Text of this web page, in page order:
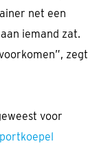
net een
iemand zat.
zegt
voor